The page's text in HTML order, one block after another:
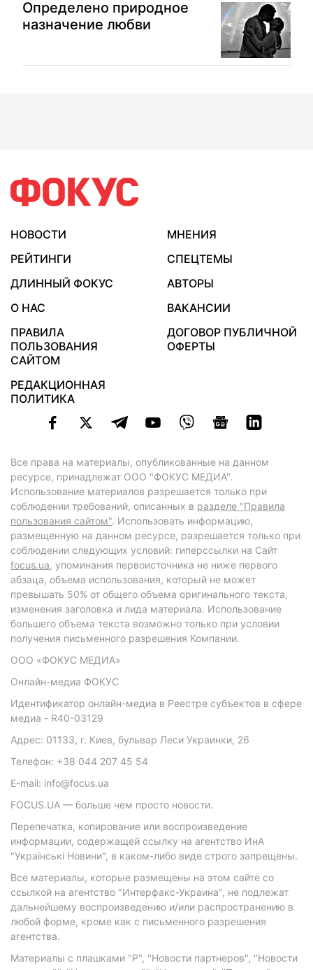
Определено природное
назначение любви
НОВОСТИ
МНЕНИЯ
РЕЙТИНГИ
СПЕЦТЕМЫ
ДЛИННЫЙ ФОКУС
АВТОРЫ
О НАС
ВАКАНСИИ
ПРАВИЛА
ПОЛЬЗОВАНИЯ
САЙТОМ
ДОГОВОР ПУБЛИЧНОЙ
ОФЕРТЫ
РЕДАКЦИОННАЯ
ПОЛИТИКА
Все права на материалы, опубликованные на данном
ресурсе, принадлежат ООО "ФОКУС МЕДИА".
Использование материалов разрешается только при
соблюдении требований, описанных в разделе "Правила
пользования сайтом". Использовать информацию,
размещенную на данном ресурсе, разрешается только при
соблюдении следующих условий: гиперссылки на Сайт
focus.ua, упоминания первоисточника не ниже первого
абзаца, объема использования, который не может
превышать 50% от общего объема оригинального текста,
изменения заголовка и лида материала. Использование
большего объема текста возможно только при условии
получения письменного разрешения Компании.
ООО «ФОКУС МЕДИА»
Онлайн-медиа ФОКУС
Идентификатор онлайн-медиа в Реестре субъектов в сфере
медиа - R40-03129
Адрес: 01133, г. Киев, бульвар Леси Украинки, 26
Телефон: +38 044 207 45 54
E-mail: info@focus.ua
FOCUS.UA — больше чем просто новости.
Перепечатка, копирование или воспроизведение
информации, содержащей ссылку на агентство ИнА
"Українські Новини", в каком-либо виде строго запрещены.
Все материалы, которые размещены на этом сайте со
ссылкой на агентство "Интерфакс-Украина", не подлежат
дальнейшему воспроизведению и/или распространению в
любой форме, кроме как с письменного разрешения
агентства.
Материалы с плашками "Р", "Новости партнеров", "Новости